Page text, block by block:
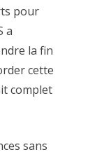
pour
a
la fin
cette
complet
sans